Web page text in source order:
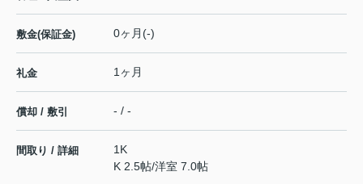
敷金(保証金) 0ヶ月(-)
礼金 1ヶ月
償却 / 敷引 - / -
間取り / 詳細
1K
K 2.5帖/洋室 7.0帖